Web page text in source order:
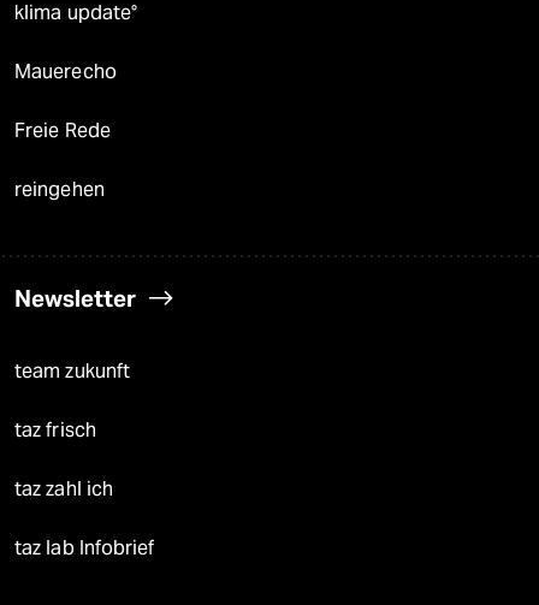
klima update°
Mauerecho
Freie Rede
reingehen
Newsletter
team zukunft
taz frisch
taz zahl ich
taz lab Infobrief